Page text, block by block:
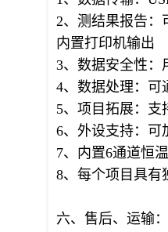
2、测结果报告：
内置打印机输出
3、数据安全性：
4、数据处理：可
5、项目拓展：支
6、外设支持：可
7、内置6通道恒
8、每个项目具有
六、售后、运输：